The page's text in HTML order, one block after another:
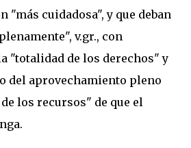
"más cuidadosa", y que deban
v.gr., con
"totalidad de los derechos" y
del aprovechamiento pleno
los recursos" de que el